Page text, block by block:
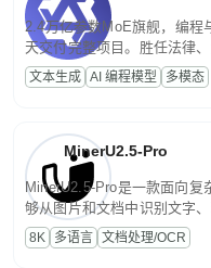
2.4万亿参数MoE旗舰，编程
天交付完整项目。胜任法律
话端到端交付生产级成果。
程，支持超长文档与长视频
文本生成 AI 编程模型 多模态
MinerU2.5-Pro
MinerU2.5-Pro是一款面向
够从图片和文档中识别文字
为便于存储、检索和二次处理
8K 多语言 文档处理/OCR